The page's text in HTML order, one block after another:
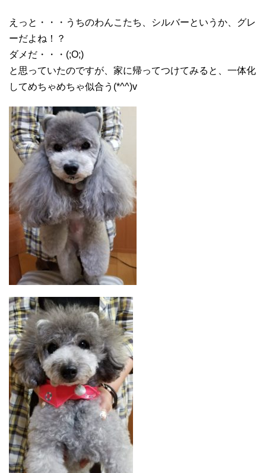
えっと・・・うちのわんこたち、シルバーというか、グレ
ーだよね！？
ダメだ・・・(;O;)
と思っていたのですが、家に帰ってつけてみると、一体化
してめちゃめちゃ似合う(*^^)v